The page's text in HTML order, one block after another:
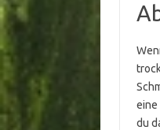
eine
du